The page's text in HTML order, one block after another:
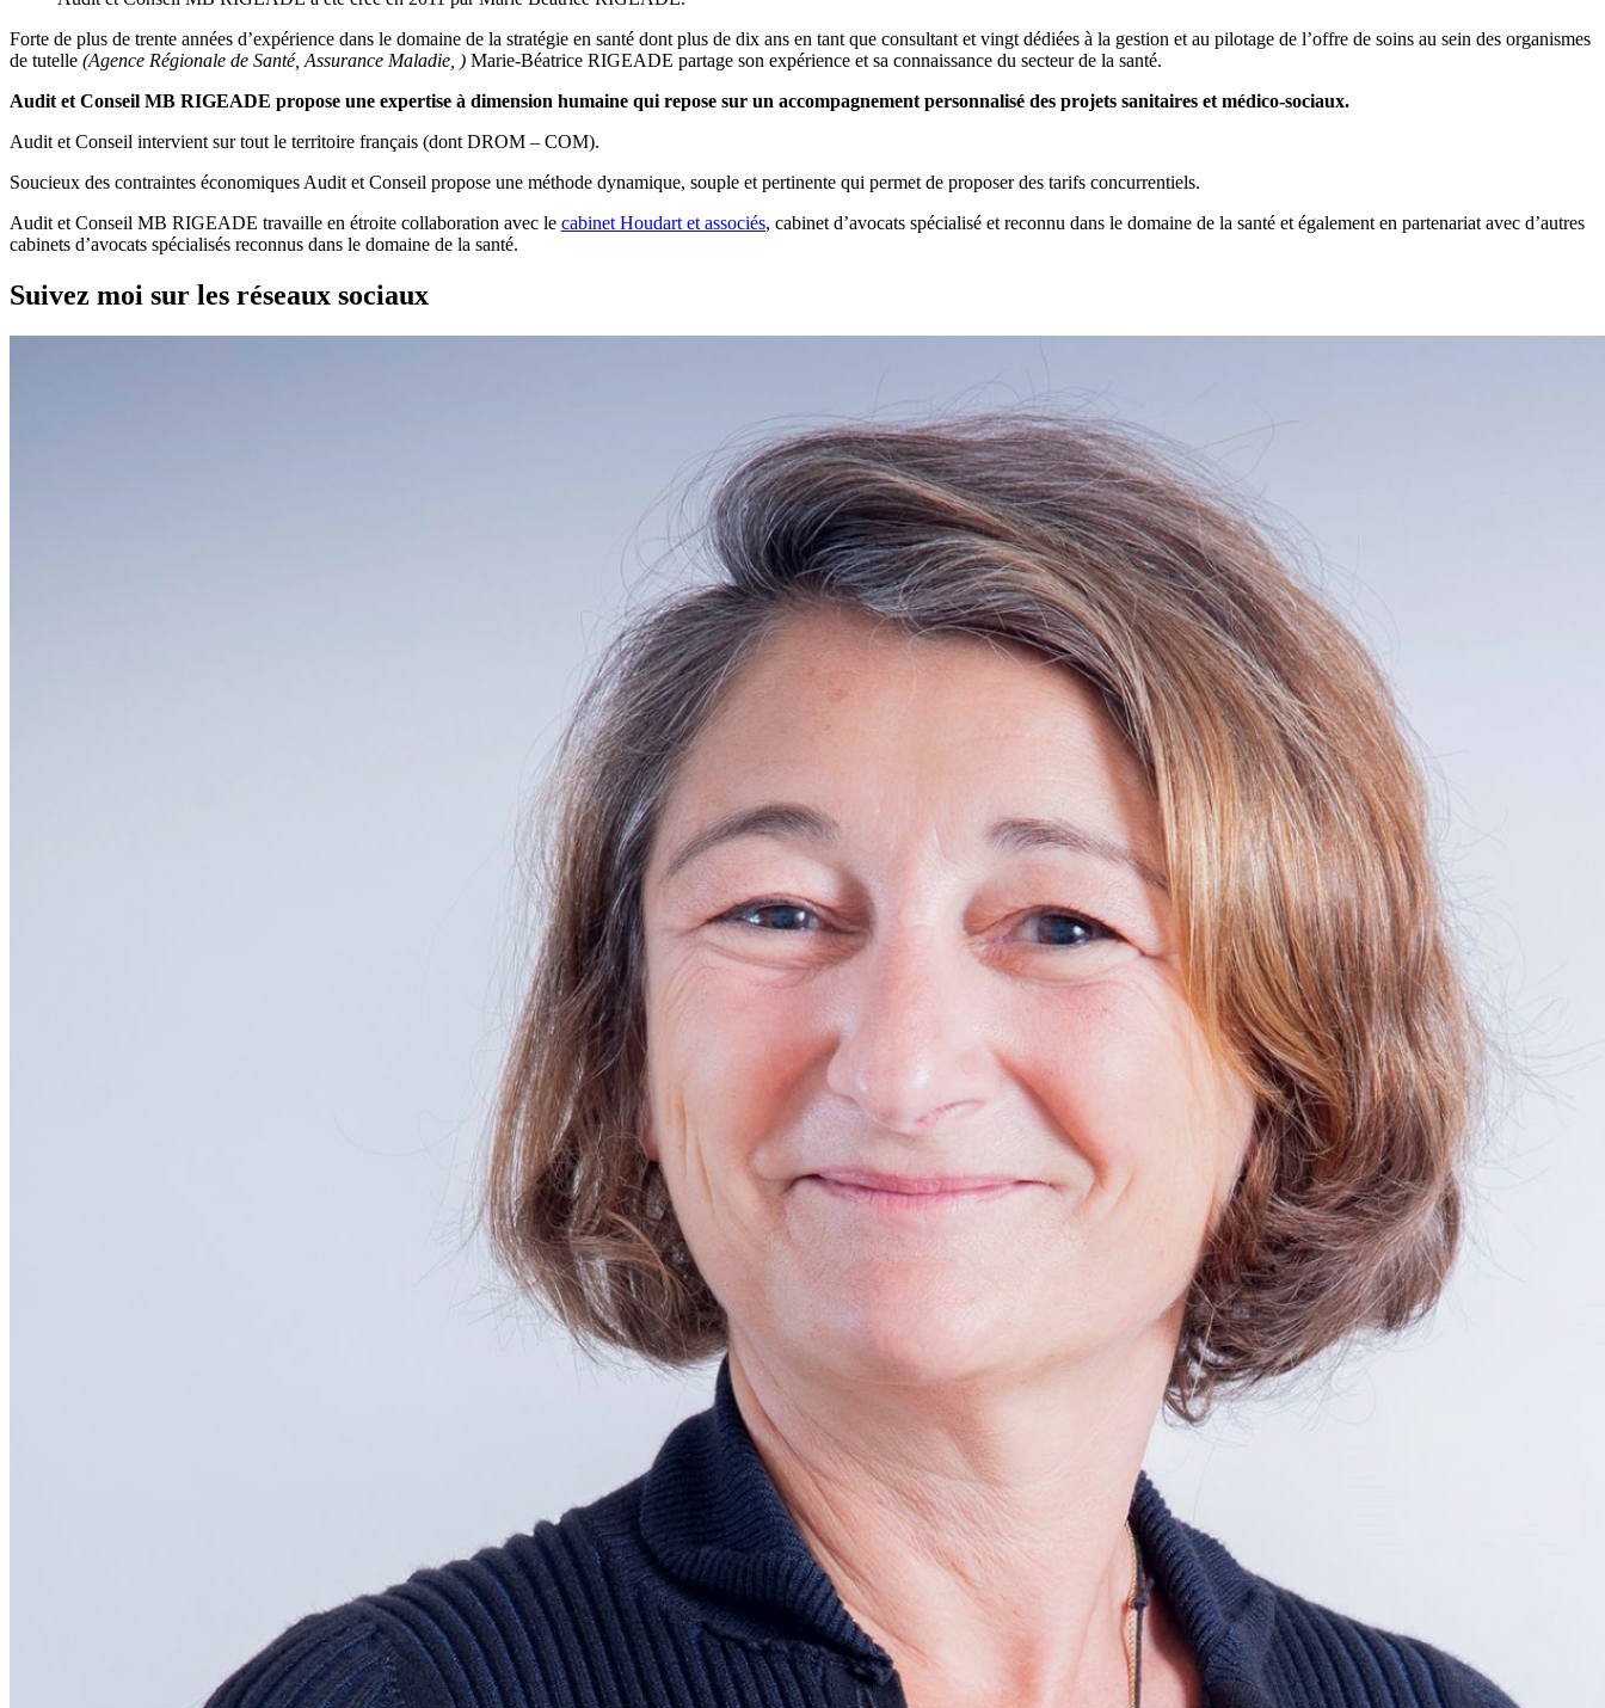
Forte de plus de trente années d’expérience dans le domaine de la stratégie en santé dont plus de dix ans en tant que consultant et vingt dédiées à la gestion et au pilotage de l’offre de soins au sein des organismes
de tutelle (Agence Régionale de Santé, Assurance Maladie, ) Marie-Béatrice RIGEADE partage son expérience et sa connaissance du secteur de la santé.
Audit et Conseil MB RIGEADE propose une expertise à dimension humaine qui repose sur un accompagnement personnalisé des projets sanitaires et médico-sociaux.
Audit et Conseil intervient sur tout le territoire français (dont DROM – COM).
Soucieux des contraintes économiques Audit et Conseil propose une méthode dynamique, souple et pertinente qui permet de proposer des tarifs concurrentiels.
Audit et Conseil MB RIGEADE travaille en étroite collaboration avec le cabinet Houdart et associés, cabinet d’avocats spécialisé et reconnu dans le domaine de la santé et également en partenariat avec d’autres
cabinets d’avocats spécialisés reconnus dans le domaine de la santé.
Suivez moi sur les réseaux sociaux